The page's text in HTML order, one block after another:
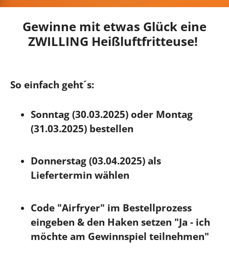
Gewinne mit etwas Glück eine
ZWILLING Heißluftfritteuse!
So einfach geht´s:
Sonntag (30.03.2025) oder Montag
(31.03.2025) bestellen
Donnerstag (03.04.2025) als
Liefertermin wählen
Code "Airfryer" im Bestellprozess
eingeben & den Haken setzen "Ja - ich
möchte am Gewinnspiel teilnehmen"